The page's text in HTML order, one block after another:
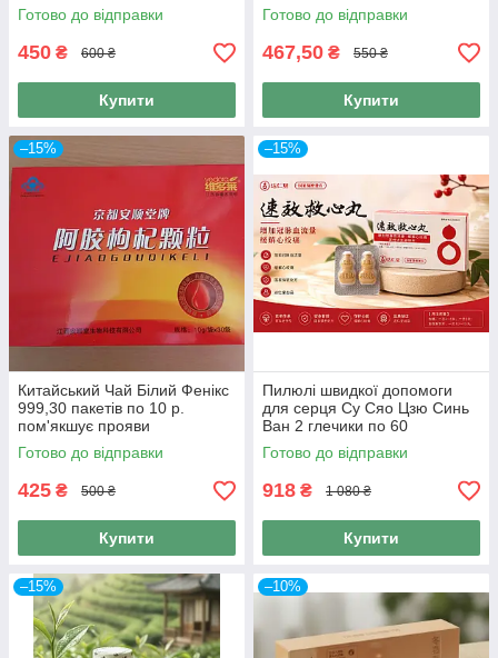
Готово до відправки
450 ₴ 600 ₴
Купити
Готово до відправки
467,50 ₴ 550 ₴
Купити
–15%
Китайський Чай Білий Фенікс
999,30 пакетів по 10 р.
пом'якшує прояви
клімактеричного синдрому.
Готово до відправки
425 ₴ 500 ₴
Купити
–15%
Пилюлі швидкої допомоги
для серця Су Сяо Цзю Синь
Ван 2 глечики по 60
сублінгвальних пилюль 120
пілюль
Готово до відправки
918 ₴ 1 080 ₴
Купити
–15% –10%